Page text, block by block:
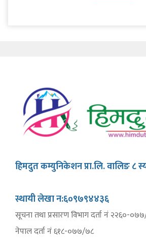
हिमदुत कम्युनिकेशन प्रा.लि. वालिङ ८
स्थायी लेखा न:६०९७९४४३६
सूचना तथा प्रसारण विभाग दर्ता नं २२६०-
नेपाल दर्ता नं ६१८-०७७/७८